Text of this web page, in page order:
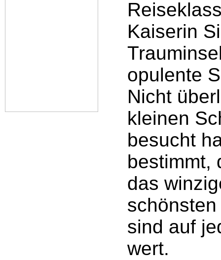
Kaiserin
opulente
Nicht
kleinen
besucht
bestimmt,
das
sind auf
wert.